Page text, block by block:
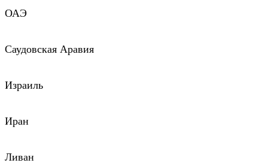
ОАЭ
Саудовская Аравия
Израиль
Иран
Ливан